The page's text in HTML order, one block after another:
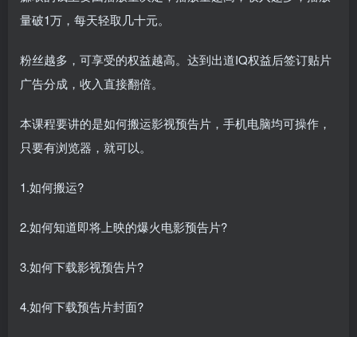
量破1万，每天轻取几十元。
粉丝越多，可享受的权益越高。达到出道IQ权益后签订贴片
广告分成，收入直接翻倍。
本课程要讲的是如何搬运影视预告片，手机电脑均可操作，
只要有浏览器，就可以。
1.如何搬运?
2.如何知道即将上映的爆火电影预告片?
3.如何下载影视预告片?
4.如何下载预告片封面?